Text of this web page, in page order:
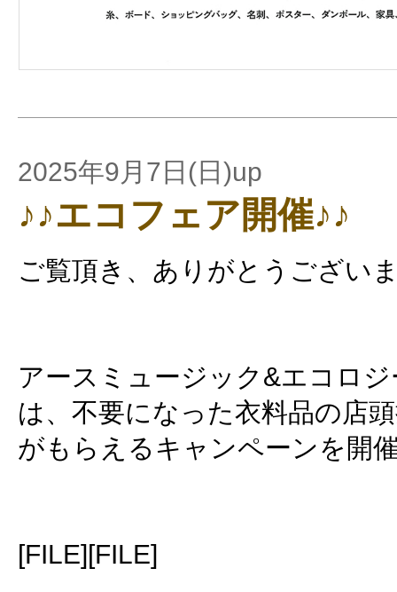
2025年9月7日(日)up
♪♪エコフェア開催♪♪
ご覧頂き、ありがとうござい
アースミュージック&エコロ
は、不要になった衣料品の店
がもらえるキャンペーンを開
[FILE][FILE]